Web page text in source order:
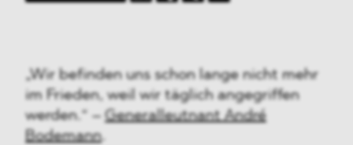
„Wir befinden uns schon lange nicht mehr
im Frieden, weil wir täglich angegriffen
werden.“ – Generalleutnant André
Bodemann.